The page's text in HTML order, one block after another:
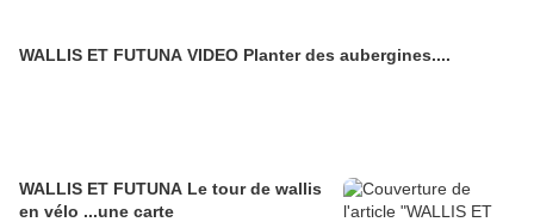
WALLIS ET FUTUNA VIDEO Planter des aubergines....
WALLIS ET FUTUNA Le tour de wallis
en vélo ...une carte